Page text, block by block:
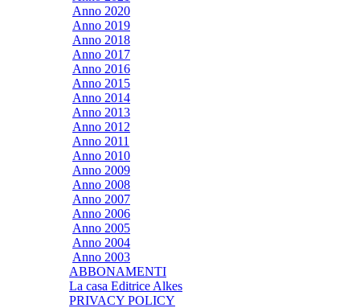
Anno 2020
Anno 2019
Anno 2018
Anno 2017
Anno 2016
Anno 2015
Anno 2014
Anno 2013
Anno 2012
Anno 2011
Anno 2010
Anno 2009
Anno 2008
Anno 2007
Anno 2006
Anno 2005
Anno 2004
Anno 2003
ABBONAMENTI
La casa Editrice Alkes
PRIVACY POLICY